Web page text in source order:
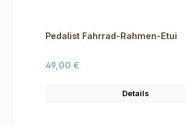
Pedalist Fahrrad-Rahmen-Etui
Regulärer Preis:
49,00 €
Details